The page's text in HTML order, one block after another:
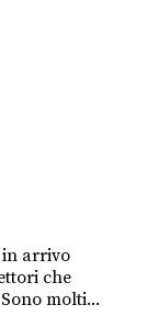
in arrivo
che
molti...